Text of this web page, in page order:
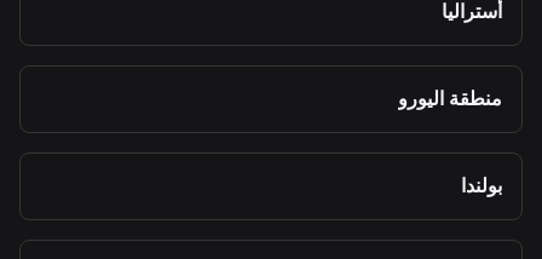
أستراليا
منطقة اليورو
بولندا